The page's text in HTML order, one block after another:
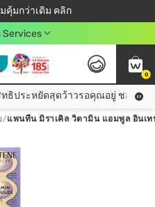
คุ้มกว่าเดิม คลิก
ลดเพิ่มจุก ๆ 10%! 🎉
มื่อชอป 499฿
คลับดียังไง?
Services
0
มีบัตรสมาชิกวัตสัน คลับรึยัง? สิทธิประหยัดสุดว้าวรอคุณอยู่ ชอปคุ้มกว่าเดิม คลิก!
ธิประหยัดสุดว้าวรอคุณอยู่ ชอปคุ้มก
/แพนทีน มิราเคิล วิตามิน แอมพูล อินเ